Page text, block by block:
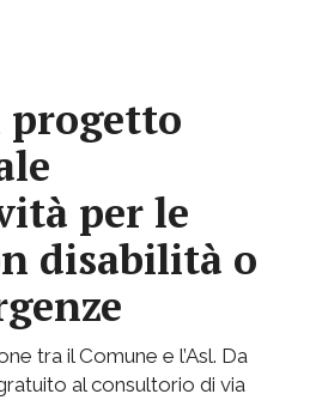
per le
disabilità o
tra il Comune e l’Asl. Da
al consultorio di via